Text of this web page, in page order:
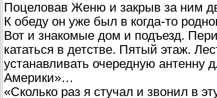
Поцеловав Женю и закрыв за ним
К обеду он уже был в когда-то
Вот и знакомые дом и подъезд.
кататься в детстве. Пятый этаж.
устанавливать очередную антенну
Америки»…
«Сколько раз я стучал и звонил в